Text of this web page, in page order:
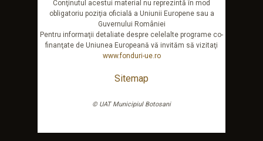
Conţinutul acestui material nu reprezintă în mod
obligatoriu poziţia oficială a Uniunii Europene sau a
Guvernului României
Pentru informaţii detaliate despre celelalte programe co-
finanţate de Uniunea Europeană vă invităm să vizitaţi
www.fonduri-ue.ro
Sitemap
© UAT Municipiul Botosani